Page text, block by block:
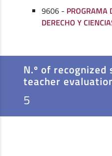
9606 - PROGRAMA
DERECHO Y
N.º of
teacher
5